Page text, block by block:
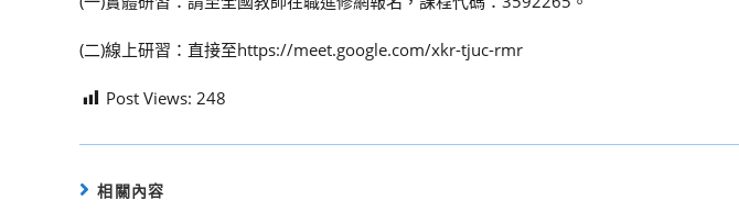
(二)線上研習：直接至https://meet.google.com/xkr-tjuc-rmr
Post Views: 248
相關內容